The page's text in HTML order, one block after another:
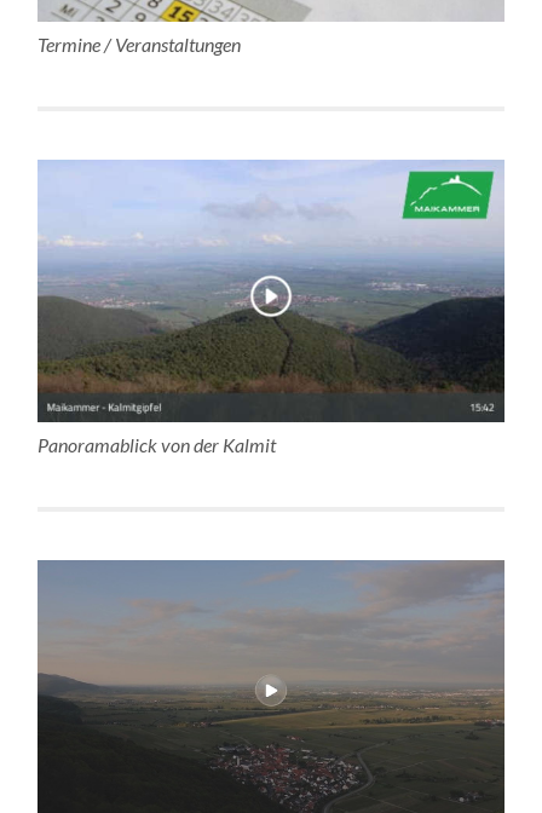
Termine / Veranstaltungen
Panoramablick von der Kalmit